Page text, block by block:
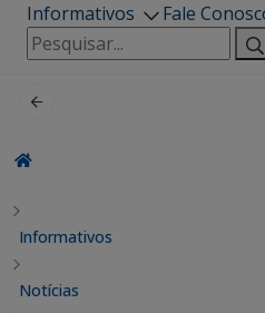
Informativos
Fale
Pesquisar
por:
Informativos
Notícias